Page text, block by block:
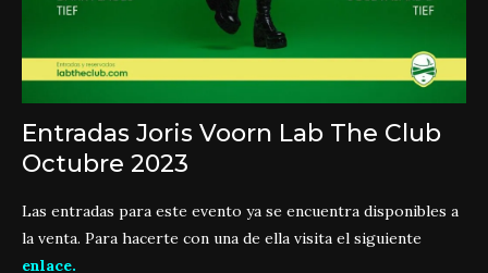
Entradas Joris Voorn Lab The Club
Octubre 2023
Las entradas para este evento ya se encuentra disponibles a
la venta. Para hacerte con una de ella visita el siguiente
enlace.